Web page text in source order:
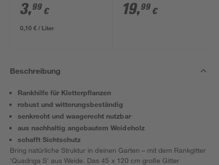
3,99 €
0,10 € / Liter
19,99 €
Beschreibung
Rankhilfe für Kletterpflanzen
robust und witterungsbeständig
senkrecht und waagerecht nutzbar
aus nachhaltig angebautem Weideholz
schafft Sichtschutz
Bring natürliche Struktur in deinen Garten – mit dem Rankgitter
'Quadriga S' aus Weide. Das 45 x 120 cm große Gitter